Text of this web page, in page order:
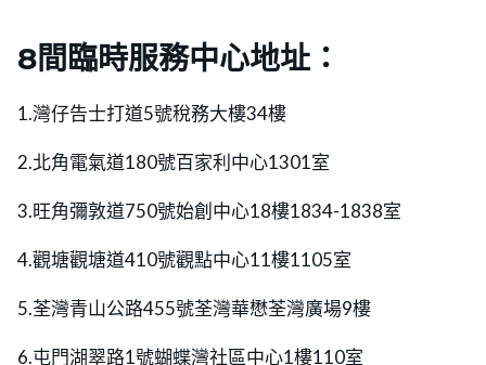
8間臨時服務中心地址：
1.灣仔告士打道5號稅務大樓34樓
2.北角電氣道180號百家利中心1301室
3.旺角彌敦道750號始創中心18樓1834-1838室
4.觀塘觀塘道410號觀點中心11樓1105室
5.荃灣青山公路455號荃灣華懋荃灣廣場9樓
6.屯門湖翠路1號蝴蝶灣社區中心1樓110室